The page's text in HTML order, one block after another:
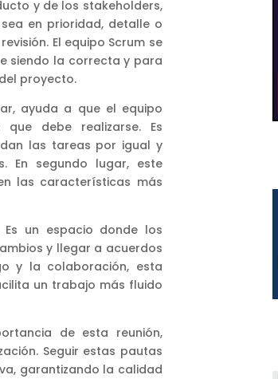
y de los stakeholders,
en prioridad, detalle o
El equipo Scrum se
siendo la correcta y para
proyecto.
ayuda a que el equipo
debe realizarse. Es
las tareas por igual y
En segundo lugar, este
las características más
un espacio donde los
y llegar a acuerdos
y la colaboración, esta
un trabajo más fluido
de esta reunión,
Seguir estas pautas
garantizando la calidad